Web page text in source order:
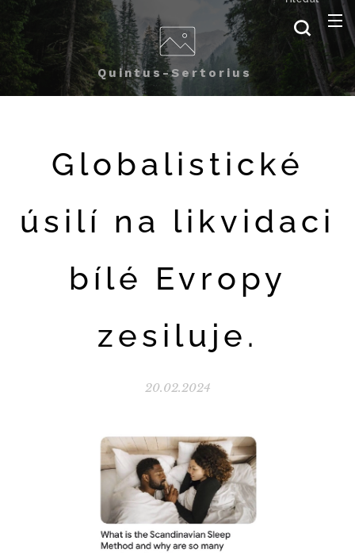
Quintus-Sertorius
Globalistické
úsilí na likvidaci
bílé Evropy
zesiluje.
20.02.2024